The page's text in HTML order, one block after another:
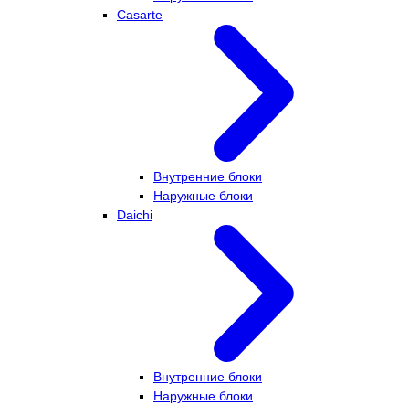
Casarte
Внутренние блоки
Наружные блоки
Daichi
Внутренние блоки
Наружные блоки